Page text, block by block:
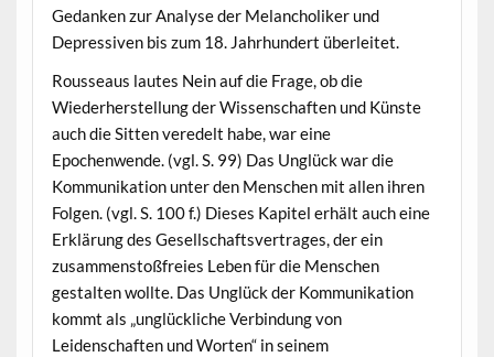
Gedanken zur Analyse der Melancholiker und
Depressiven bis zum 18. Jahrhundert überleitet.
Rousseaus lautes Nein auf die Frage, ob die
Wiederherstellung der Wissenschaften und Künste
auch die Sitten veredelt habe, war eine
Epochenwende. (vgl. S. 99) Das Unglück war die
Kommunikation unter den Menschen mit allen ihren
Folgen. (vgl. S. 100 f.) Dieses Kapitel erhält auch eine
Erklärung des Gesellschaftsvertrages, der ein
zusammenstoßfreies Leben für die Menschen
gestalten wollte. Das Unglück der Kommunikation
kommt als „unglückliche Verbindung von
Leidenschaften und Worten“ in seinem